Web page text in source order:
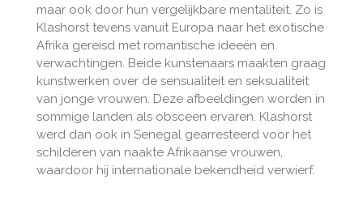
maar ook door hun vergelijkbare mentaliteit. Zo is
Klashorst tevens vanuit Europa naar het exotische
Afrika gereisd met romantische ideeën en
verwachtingen. Beide kunstenaars maakten graag
kunstwerken over de sensualiteit en seksualiteit
van jonge vrouwen. Deze afbeeldingen worden in
sommige landen als obsceen ervaren. Klashorst
werd dan ook in Senegal gearresteerd voor het
schilderen van naakte Afrikaanse vrouwen,
waardoor hij internationale bekendheid verwierf.